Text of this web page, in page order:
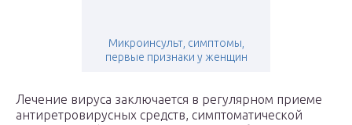
Микроинсульт, симптомы,
первые признаки у женщин
Лечение вируса заключается в регулярном приеме
антиретровирусных средств, симптоматической